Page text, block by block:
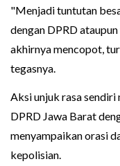
"Menjadi tuntutan
dengan DPRD
akhirnya mencopot,
tegasnya.
Aksi unjuk rasa sendiri
DPRD Jawa Barat
menyampaikan orasi
kepolisian.